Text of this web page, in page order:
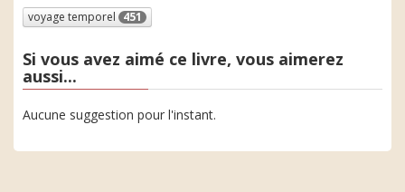
voyage temporel 451
Si vous avez aimé ce livre, vous aimerez
aussi...
Aucune suggestion pour l'instant.